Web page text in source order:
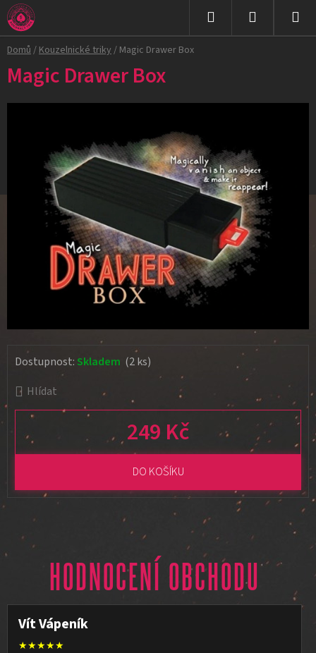
Přejít
na
obsah
Domů/Kouzelnické triky/ Magic Drawer Box
Hlídat
249 Kč
Měrná cena:
DO KOŠÍKU
Dostupnost:Skladem (2 ks)
Magic Drawer Box
HODNOCENÍ OBCHODU
Vít Vápeník
★★★★★